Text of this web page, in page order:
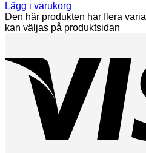
Lägg i varukorg
Den här produkten har flera
kan väljas på produktsidan